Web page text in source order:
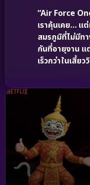
“Air Force
เราคุ้นเคย… แ
สมรภูมิที่ไม่มีท
กันที่อายุงาน แ
เร็วกว่าในเสี้ย